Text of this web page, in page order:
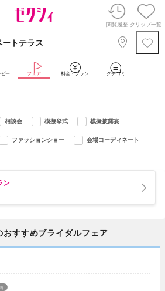
閲覧履歴 クリップ一覧
トテラス
ビー フェア 料金・プラン クチコミ
相談会 模擬挙式 模擬披露宴
ファッションショー 会場コーディネート
ン
おすすめブライダルフェア